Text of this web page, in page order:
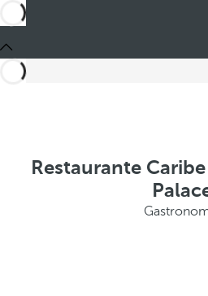
Restaurante